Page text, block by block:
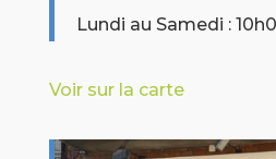
Lundi au Samedi :
Voir sur la carte